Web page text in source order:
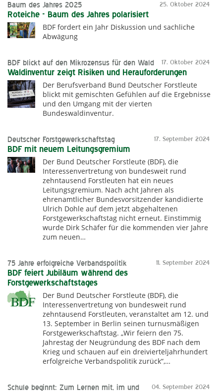
25. Oktober 2024
Baum des Jahres 2025
Roteiche - Baum des Jahres polarisiert
BDF fordert ein Jahr Diskussion und sachliche
Abwägung
17. Oktober 2024
BDF blickt auf den Mikrozensus für den Wald
Waldinventur zeigt Risiken und Herauforderungen
Der Berufsverband Bund Deutscher Forstleute
blickt mit gemischten Gefühlen auf die Ergebnisse
und den Umgang mit der vierten
Bundeswaldinventur.
17. September 2024
Deutscher Forstgewerkschaftstag
BDF mit neuem Leitungsgremium
Der Bund Deutscher Forstleute (BDF), die
Interessenvertretung von bundesweit rund
zehntausend Forstleuten hat ein neues
Leitungsgremium. Nach acht Jahren als
ehrenamtlicher Bundesvorsitzender kandidierte
Ulrich Dohle auf dem jetzt abgehaltenen
Forstgewerkschaftstag nicht erneut. Einstimmig
wurde Dirk Schäfer für die kommenden vier Jahre
zum neuen…
11. September 2024
75 Jahre erfolgreiche Verbandspolitik
BDF feiert Jubiläum während des
Forstgewerkschaftstages
Der Bund Deutscher Forstleute (BDF), die
Interessenvertretung von bundesweit rund
zehntausend Forstleuten, veranstaltet am 12. und
13. September in Berlin seinen turnusmäßigen
Forstgewerkschaftstag. „Wir feiern den 75.
Jahrestag der Neugründung des BDF nach dem
Krieg und schauen auf ein dreivierteljahrhundert
erfolgreiche Verbandspolitik zurück“,…
04. September 2024
Schule beginnt: Zum Lernen mit, im und